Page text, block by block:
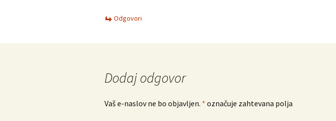
Odgovori
Dodaj odgovor
Vaš e-naslov ne bo objavljen. * označuje zahtevana polja